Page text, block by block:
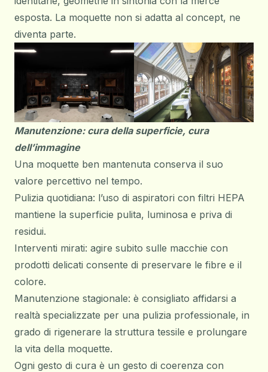
esposta. La moquette non si adatta al concept, ne
diventa parte.
Manutenzione: cura della superficie, cura
dell’immagine
Una moquette ben mantenuta conserva il suo
valore percettivo nel tempo.
Pulizia quotidiana: l’uso di aspiratori con filtri HEPA
mantiene la superficie pulita, luminosa e priva di
residui.
Interventi mirati: agire subito sulle macchie con
prodotti delicati consente di preservare le fibre e il
colore.
Manutenzione stagionale: è consigliato affidarsi a
realtà specializzate per una pulizia professionale, in
grado di rigenerare la struttura tessile e prolungare
la vita della moquette.
Ogni gesto di cura è un gesto di coerenza con